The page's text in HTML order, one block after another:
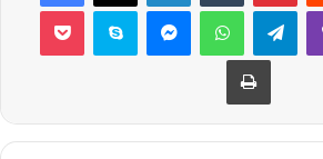
Pocket Skype MessengerWhatsApp
Yazdır